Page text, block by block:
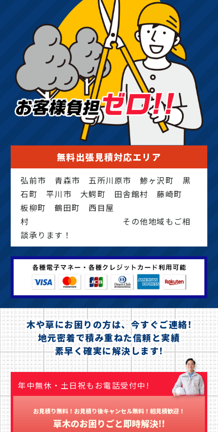
無料出張見積対応エリア
弘前市 青森市 五所川原市 鯵ヶ沢町 黒
石町 平川市 大鰐町 田舎館村 藤崎町
板柳町 鶴田町 西目屋
村 その他地域もご相
談承ります！
木や草にお困りの方は、今すぐご連絡!
地元密着で積み重ねた信頼と実績
素早く確実に解決します!
年中無休・土日祝もお電話受付中!
お見積り無料！お見積り後キャンセル無料！相見積歓迎！
草木のお困りごと即時解決!!